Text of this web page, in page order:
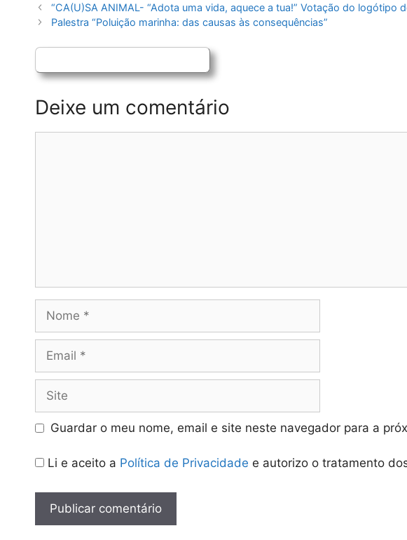
Navegação
de
“CA(U)SA ANIMAL- “Adota uma vida, aquece a tua!” Votação do logótipo
Palestra “Poluição marinha: das causas às consequências”
Deixe um comentário
Guardar o meu nome, email e site neste navegador para a
Li e aceito a Política de Privacidade e autorizo o tratamento